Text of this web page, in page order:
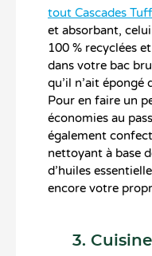
tout Cascades Tuff
et absorbant,
100 % recyclées
dans votre bac
qu’il n’ait
Pour en faire un
économies au
également
nettoyant à base
d’huiles
encore votre
3.